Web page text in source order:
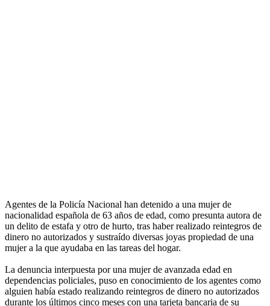
Agentes de la Policía Nacional han detenido a una mujer de
nacionalidad española de 63 años de edad, como presunta autora de
un delito de estafa y otro de hurto, tras haber realizado reintegros de
dinero no autorizados y sustraído diversas joyas propiedad de una
mujer a la que ayudaba en las tareas del hogar.
La denuncia interpuesta por una mujer de avanzada edad en
dependencias policiales, puso en conocimiento de los agentes como
alguien había estado realizando reintegros de dinero no autorizados
durante los últimos cinco meses con una tarjeta bancaria de su